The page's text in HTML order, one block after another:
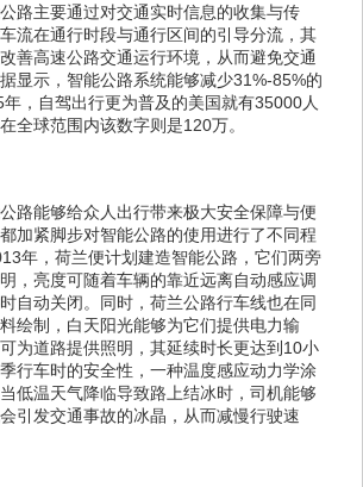
路主要通过对交通实时信息的收集与传
流在通行时段与通行区间的引导分流，其
善高速公路交通运行环境，从而避免交通
显示，智能公路系统能够减少31%-85%的
，自驾出行更为普及的美国就有35000人
全球范围内该数字则是120万。
能够给众人出行带来极大安全保障与便
加紧脚步对智能公路的使用进行了不同程
年，荷兰便计划建造智能公路，它们两旁
，亮度可随着车辆的靠近远离自动感应调
自动关闭。同时，荷兰公路行车线也在同
绘制，白天阳光能够为它们提供电力输
为道路提供照明，其延续时长更达到10小
行车时的安全性，一种温度感应动力学涂
低温天气降临导致路上结冰时，司机能够
引发交通事故的冰晶，从而减慢行驶速